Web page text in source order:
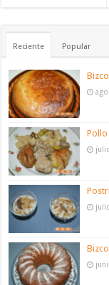
Reciente Popular